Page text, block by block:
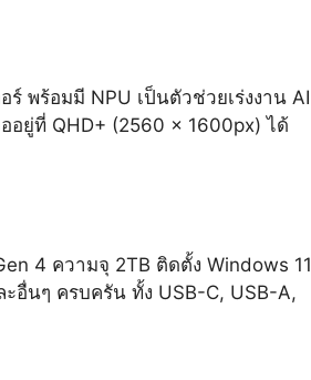
พร้อมมี NPU เป็นตัวช่วยเร่งงาน AI
อยู่ที่ QHD+ (2560 x 1600px) ได้
4 ความจุ 2TB ติดตั้ง Windows 11
อื่นๆ ครบครัน ทั้ง USB-C, USB-A,